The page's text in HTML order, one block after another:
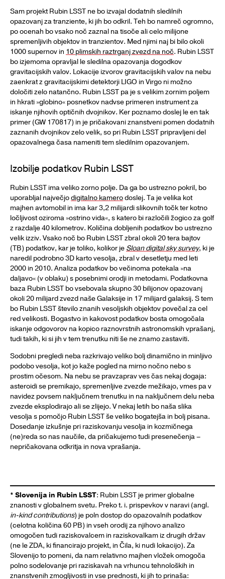
Sam projekt Rubin LSST ne bo izvajal dodatnih sledilnih
opazovanj za tranziente, ki jih bo odkril. Teh bo namreč ogromno,
po ocenah bo vsako noč zaznal na tisoče ali celo milijone
spremenljivih objektov in tranzientov. Med njimi naj bi bilo okoli
1000 supernov in 10 plimskih raztrganj zvezd na noč. Rubin LSST
bo izjemoma opravljal le sledilna opazovanja dogodkov
gravitacijskih valov. Lokacije izvorov gravitacijskih valov na nebu
zaenkrat z gravitacijskimi detektorji LIGO in Virgo ni možno
določiti zelo natančno. Rubin LSST pa je s velikim zornim poljem
in hkrati »globino« posnetkov nadvse primeren instrument za
iskanje njihovih optičnih dvojnikov. Ker poznamo doslej le en tak
primer (GW 170817) in je pričakovani znanstveni pomen dodatnih
zaznanih dvojnikov zelo velik, so pri Rubin LSST pripravljeni del
opazovalnega časa nameniti tem sledilnim opazovanjem.
Izobilje podatkov Rubin LSST
Rubin LSST ima veliko zorno polje. Da ga bo ustrezno pokril, bo
uporabljal največjodigitalno kamerodoslej. Ta je velika kot
majhen avtomobil in ima kar 3,2 milijardi slikovnih točk ter kotno
ločljivost oziroma »ostrino vida«, s katero bi razločili žogico za golf
z razdalje 40 kilometrov. Količina dobljenih podatkov bo ustrezno
velik izziv. Vsako noč bo Rubin LSST zbral okoli 20 tera bajtov
(TB) podatkov, kar je toliko, kolikor je Sloan digital sky survey, ki je
naredil podrobno 3D karto vesolja, zbral v desetletju med leti
2000 in 2010. Analiza podatkov bo večinoma potekala »na
daljavo« (v oblaku) s posebnimi orodji in metodami. Podatkovna
baza Rubin LSST bo vsebovala skupno 30 bilijonov opazovanj
okoli 20 milijard zvezd naše Galaksije in 17 milijard galaksij. S tem
bo Rubin LSST število znanih vesoljskih objektov povečal za cel
red velikosti. Bogastvo in kakovost podatkov bosta omogočala
iskanje odgovorov na kopico raznovrstnih astronomskih vprašanj,
tudi takih, ki si jih v tem trenutku niti še ne znamo zastaviti.
Sodobni pregledi neba razkrivajo veliko bolj dinamično in minljivo
podobo vesolja, kot jo kaže pogled na mirno nočno nebo s
prostim očesom. Na nebu se pravzaprav ves čas nekaj dogaja:
asteroidi se premikajo, spremenljive zvezde mežikajo, vmes pa v
navidez povsem naključnem trenutku in na naključnem delu neba
zvezde eksplodirajo ali se zlijejo. V nekaj letih bo naša slika
vesolja s pomočjo Rubin LSST še veliko bogatejša in bolj pisana.
Dosedanje izkušnje pri raziskovanju vesolja in kozmičnega
(ne)reda so nas naučile, da pričakujemo tudi presenečenja –
nepričakovana odkritja in nova vprašanja.
* Slovenija in Rubin LSST: Rubin LSST je primer globalne
znanosti v globalnem svetu. Preko t. i. prispevkov v naravi (angl.
in-kind contributions) je poln dostop do opazovalnih podatkov
(celotna količina 60 PB) in vseh orodij za njihovo analizo
omogočen tudi raziskovalcem in raziskovalkam iz drugih držav
(ne le ZDA, ki financirajo projekt, in Čila, ki nudi lokacijo). Za
Slovenijo to pomeni, da nam relativno majhen vložek omogoča
polno sodelovanje pri raziskavah na vrhuncu tehnoloških in
znanstvenih zmogljivosti in vse prednosti, ki jih to prinaša: